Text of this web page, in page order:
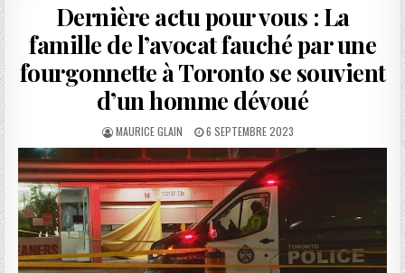
Dernière actu pour vous : La
famille de l’avocat fauché par une
fourgonnette à Toronto se souvient
d’un homme dévoué
AUTHOR:
MAURICE GLAIN
PUBLISHED
DATE:
6 SEPTEMBRE 2023